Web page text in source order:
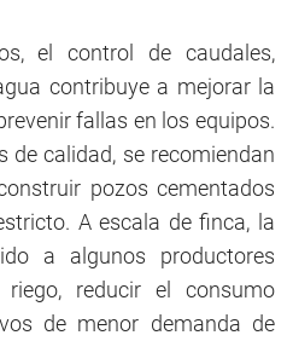
el control de caudales,
contribuye a mejorar la
fallas en los equipos.
de calidad, se recomiendan
pozos cementados
A escala de finca, la
a algunos productores
reducir el consumo
de menor demanda de